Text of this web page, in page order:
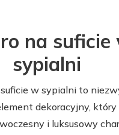
na suficie
sypialni​
w sypialni to
dekoracyjny, który
i luksusowy